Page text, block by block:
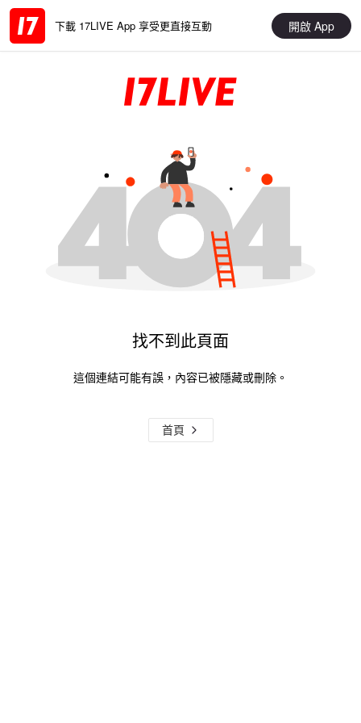
下載 17LIVE App 享受更直接互動 開啟 App
找不到此頁面
這個連結可能有誤，內容已被隱藏或刪除。
首頁